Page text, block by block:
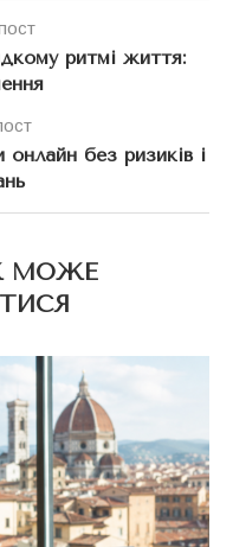
ритмі життя:
без ризиків і
МОЖЕ